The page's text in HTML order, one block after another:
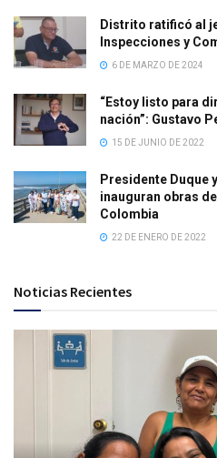
Distrito ratificó al
Inspecciones y
6 DE MARZO DE 2024
“Estoy listo para
nación”: Gustavo
15 DE JUNIO DE 2022
Presidente Duque
inauguran obras
Colombia
22 DE ENERO DE 2022
Noticias Recientes